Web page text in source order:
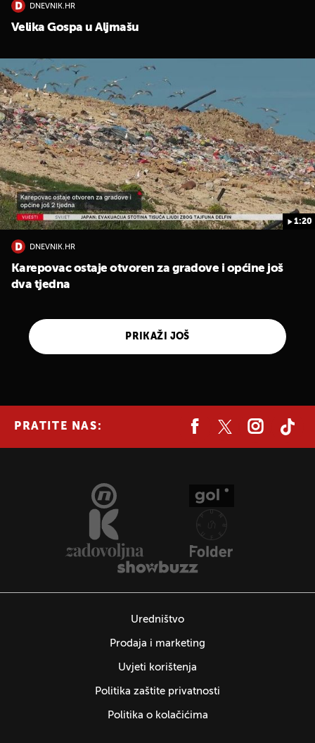
DNEVNIK.HR
Velika Gospa u Aljmašu
1:20
DNEVNIK.HR
Karepovac ostaje otvoren za gradove i općine još
dva tjedna
PRIKAŽI JOŠ
PRATITE NAS:
Uredništvo
Prodaja i marketing
Uvjeti korištenja
Politika zaštite privatnosti
Politika o kolačićima